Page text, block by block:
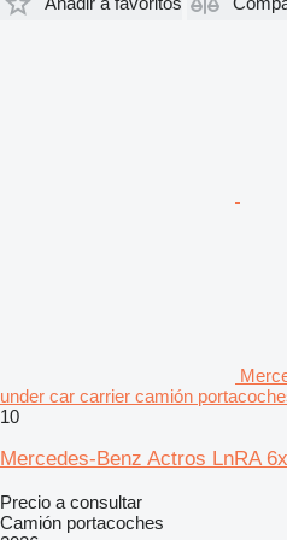
under car carrier camión
10
Mercedes-Benz Actros LnRA
Precio a consultar
Camión portacoches